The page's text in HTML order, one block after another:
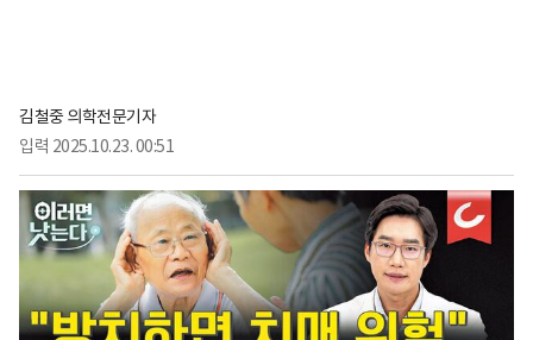
김철중 의학전문기자
입력 2025.10.23. 00:51